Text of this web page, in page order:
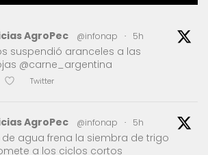
AgroPec @infonap · 5h
suspendió aranceles a las
@carne_argentina
Twitter
AgroPec @infonap · 5h
de agua frena la siembra de trigo
a los ciclos cortos